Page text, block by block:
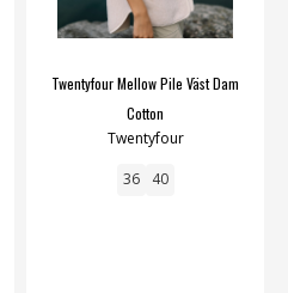
Twentyfour Mellow Pile Väst Dam
Cotton
Twentyfour
36 40